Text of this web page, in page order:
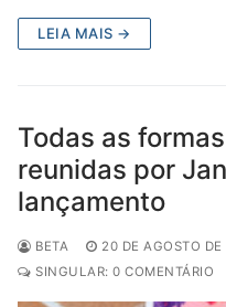
LEIA MAIS →
Todas as
reunidas por
lançamento
BETA 20 DE AGOSTO
SINGULAR: 0 COMENTÁRIO